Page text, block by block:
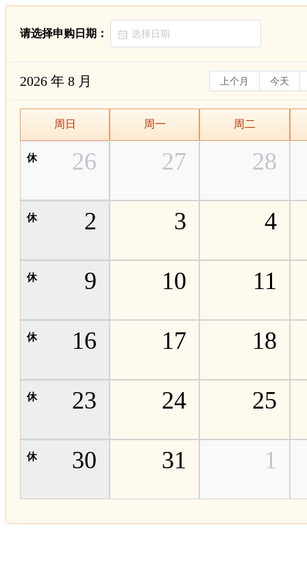
请选择申购日期：
2026 年 8 月 上个月 今天
周日 周一 周二
26 27 28
2 3 4
9 10 11
16 17 18
23 24 25
30 31 1